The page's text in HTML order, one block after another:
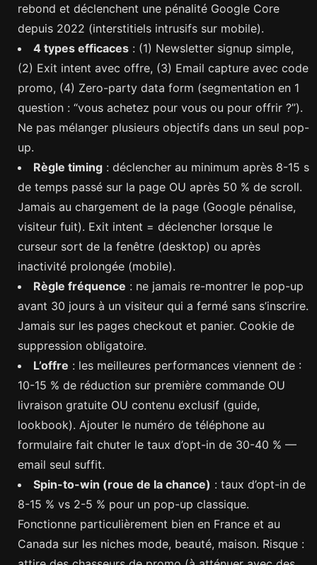
rebond et déclenchent une pénalité Google Core
depuis 2022 (interstitiels intrusifs sur mobile).
4 types efficaces : (1) Newsletter signup simple,
(2) Exit intent avec offre, (3) Email capture avec code
promo, (4) Zero-party data form (segmentation en 1
question : “vous achetez pour vous ou pour offrir ?”).
Ne pas mélanger plusieurs objectifs dans un seul pop-
up.
Règle timing : déclencher au minimum après 8-15 s
de temps passé sur la page OU après 50 % de scroll.
Jamais au chargement de la page (Google pénalise,
visiteur fuit). Exit intent = déclencher lorsque le
curseur sort de la fenêtre (desktop) ou après
inactivité prolongée (mobile).
Règle fréquence : ne jamais re-montrer le pop-up
avant 30 jours à un visiteur qui a fermé sans s’inscrire.
Jamais sur les pages checkout et panier. Cookie de
suppression obligatoire.
L’offre : les meilleures performances viennent de :
10-15 % de réduction sur première commande OU
livraison gratuite OU contenu exclusif (guide,
lookbook). Ajouter le numéro de téléphone au
formulaire fait chuter le taux d’opt-in de 30-40 % —
email seul suffit.
Spin-to-win (roue de la chance) : taux d’opt-in de
8-15 % vs 2-5 % pour un pop-up classique.
Fonctionne particulièrement bien en France et au
Canada sur les niches mode, beauté, maison. Risque :